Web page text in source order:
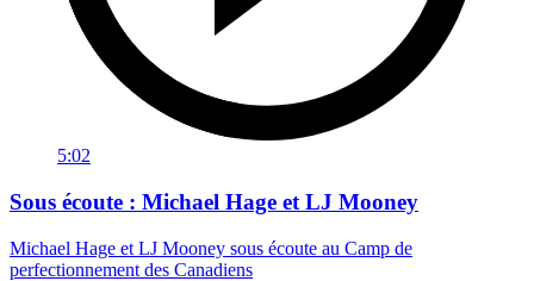
5:02
Sous écoute : Michael Hage et LJ Mooney
Michael Hage et LJ Mooney sous écoute au Camp de
perfectionnement des Canadiens